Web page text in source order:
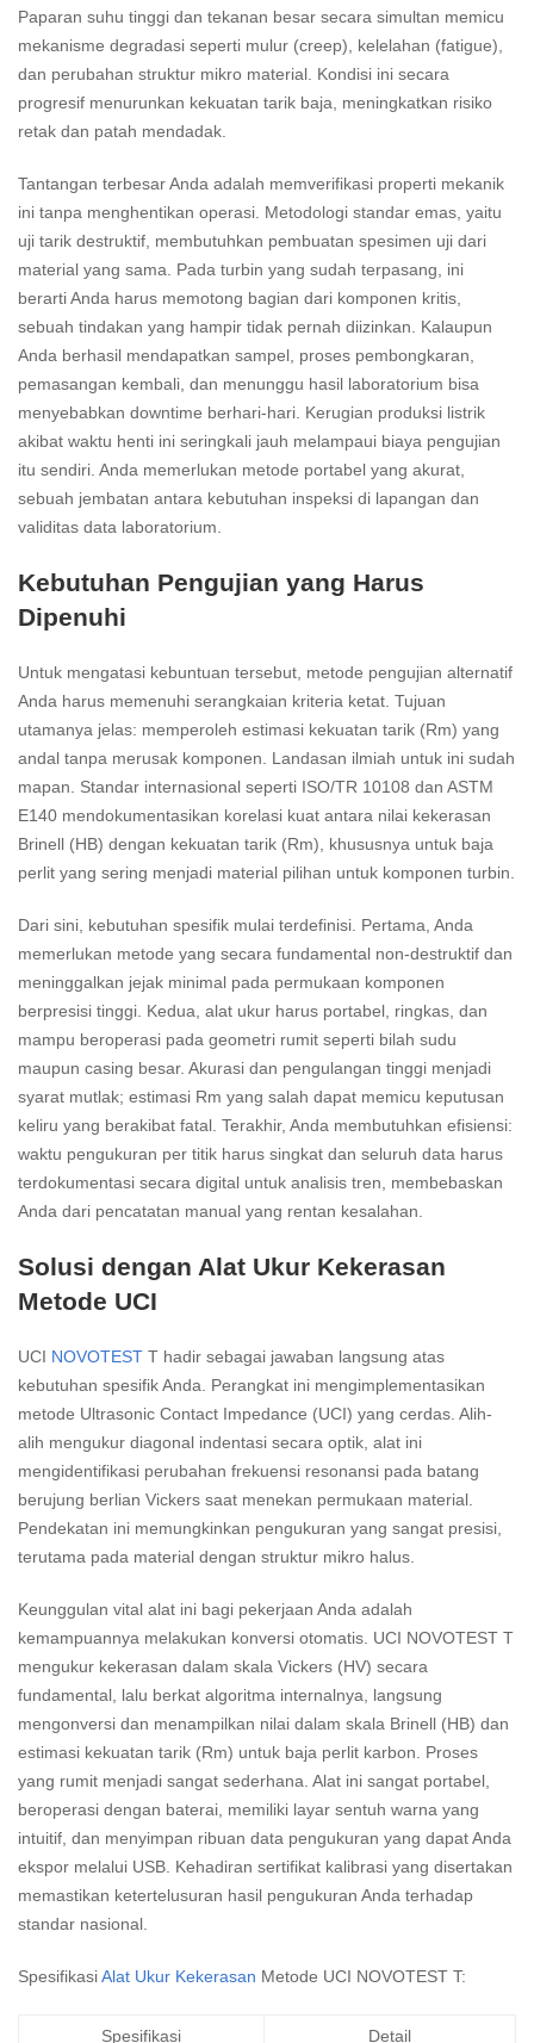
Paparan suhu tinggi dan tekanan besar secara simultan memicu
mekanisme degradasi seperti mulur (creep), kelelahan (fatigue),
dan perubahan struktur mikro material. Kondisi ini secara
progresif menurunkan kekuatan tarik baja, meningkatkan risiko
retak dan patah mendadak.
Tantangan terbesar Anda adalah memverifikasi properti mekanik
ini tanpa menghentikan operasi. Metodologi standar emas, yaitu
uji tarik destruktif, membutuhkan pembuatan spesimen uji dari
material yang sama. Pada turbin yang sudah terpasang, ini
berarti Anda harus memotong bagian dari komponen kritis,
sebuah tindakan yang hampir tidak pernah diizinkan. Kalaupun
Anda berhasil mendapatkan sampel, proses pembongkaran,
pemasangan kembali, dan menunggu hasil laboratorium bisa
menyebabkan downtime berhari-hari. Kerugian produksi listrik
akibat waktu henti ini seringkali jauh melampaui biaya pengujian
itu sendiri. Anda memerlukan metode portabel yang akurat,
sebuah jembatan antara kebutuhan inspeksi di lapangan dan
validitas data laboratorium.
Kebutuhan Pengujian yang Harus
Dipenuhi
Untuk mengatasi kebuntuan tersebut, metode pengujian alternatif
Anda harus memenuhi serangkaian kriteria ketat. Tujuan
utamanya jelas: memperoleh estimasi kekuatan tarik (Rm) yang
andal tanpa merusak komponen. Landasan ilmiah untuk ini sudah
mapan. Standar internasional seperti ISO/TR 10108 dan ASTM
E140 mendokumentasikan korelasi kuat antara nilai kekerasan
Brinell (HB) dengan kekuatan tarik (Rm), khususnya untuk baja
perlit yang sering menjadi material pilihan untuk komponen turbin.
Dari sini, kebutuhan spesifik mulai terdefinisi. Pertama, Anda
memerlukan metode yang secara fundamental non-destruktif dan
meninggalkan jejak minimal pada permukaan komponen
berpresisi tinggi. Kedua, alat ukur harus portabel, ringkas, dan
mampu beroperasi pada geometri rumit seperti bilah sudu
maupun casing besar. Akurasi dan pengulangan tinggi menjadi
syarat mutlak; estimasi Rm yang salah dapat memicu keputusan
keliru yang berakibat fatal. Terakhir, Anda membutuhkan efisiensi:
waktu pengukuran per titik harus singkat dan seluruh data harus
terdokumentasi secara digital untuk analisis tren, membebaskan
Anda dari pencatatan manual yang rentan kesalahan.
Solusi dengan Alat Ukur Kekerasan
Metode UCI
UCI NOVOTEST T hadir sebagai jawaban langsung atas
kebutuhan spesifik Anda. Perangkat ini mengimplementasikan
metode Ultrasonic Contact Impedance (UCI) yang cerdas. Alih-
alih mengukur diagonal indentasi secara optik, alat ini
mengidentifikasi perubahan frekuensi resonansi pada batang
berujung berlian Vickers saat menekan permukaan material.
Pendekatan ini memungkinkan pengukuran yang sangat presisi,
terutama pada material dengan struktur mikro halus.
Keunggulan vital alat ini bagi pekerjaan Anda adalah
kemampuannya melakukan konversi otomatis. UCI NOVOTEST T
mengukur kekerasan dalam skala Vickers (HV) secara
fundamental, lalu berkat algoritma internalnya, langsung
mengonversi dan menampilkan nilai dalam skala Brinell (HB) dan
estimasi kekuatan tarik (Rm) untuk baja perlit karbon. Proses
yang rumit menjadi sangat sederhana. Alat ini sangat portabel,
beroperasi dengan baterai, memiliki layar sentuh warna yang
intuitif, dan menyimpan ribuan data pengukuran yang dapat Anda
ekspor melalui USB. Kehadiran sertifikat kalibrasi yang disertakan
memastikan ketertelusuran hasil pengukuran Anda terhadap
standar nasional.
SpesifikasiAlat Ukur Kekerasan Metode UCI NOVOTEST T:
Spesifikasi Detail